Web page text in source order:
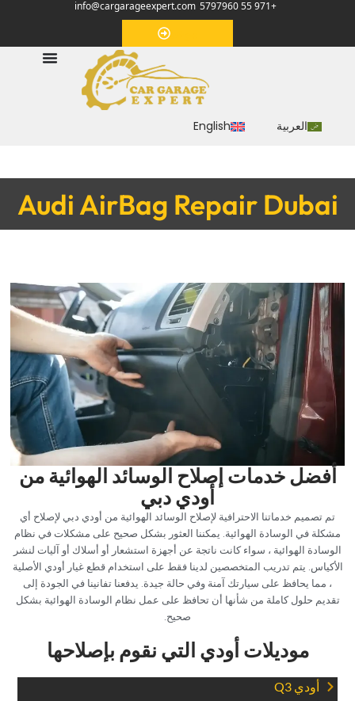
+971 55 5797960
info@cargarageexpert.com
‏موعد‏
العربية English
Audi AirBag Repair Dubai
‏موديلات أودي التي نقوم بإصلاحها‏
‏أودي Q3‏
‏أفضل خدمات إصلاح الوسائد الهوائية من
أودي دبي‏
‏تم تصميم خدماتنا الاحترافية لإصلاح الوسائد الهوائية من أودي دبي لإصلاح أي
مشكلة في الوسادة الهوائية. يمكننا العثور بشكل صحيح على مشكلات في نظام
الوسادة الهوائية ، سواء كانت ناتجة عن أجهزة استشعار أو أسلاك أو آليات لنشر
الأكياس. يتم تدريب المتخصصين لدينا فقط على استخدام قطع غيار أودي الأصلية
، مما يحافظ على سيارتك آمنة وفي حالة جيدة. يدفعنا تفانينا في الجودة إلى
تقديم حلول كاملة من شأنها أن تحافظ على عمل نظام الوسادة الهوائية بشكل
صحيح.‏